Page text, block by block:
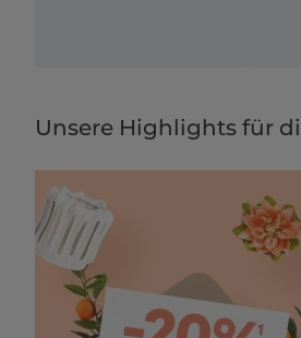
Unsere Highlights für